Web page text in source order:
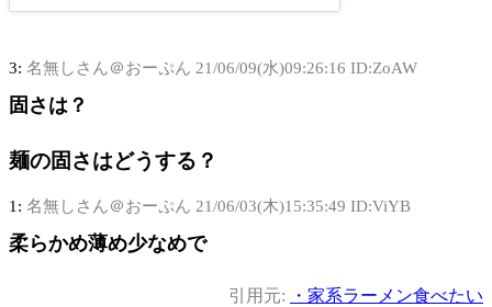
3: 名無しさん＠おーぷん 21/06/09(水)09:26:16 ID:ZoAW
固さは？
麺の固さはどうする？
1: 名無しさん＠おーぷん 21/06/03(木)15:35:49 ID:ViYB
柔らかめ薄め少なめで
引用元: ・家系ラーメン食べたい